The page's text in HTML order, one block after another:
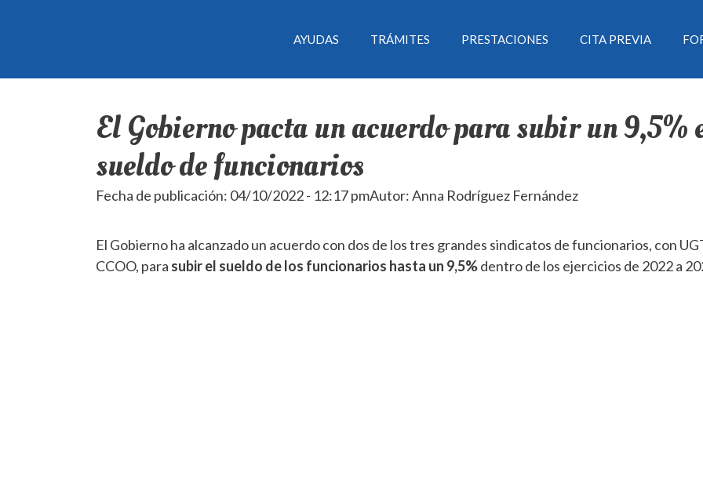
AYUDAS TRÁMITES PRESTACIONES CITA PREVIA
El Gobierno pacta un acuerdo para subir un 9,5%
sueldo de funcionarios
Fecha de publicación: 04/10/2022 - 12:17 pmAutor: Anna Rodríguez Fernández
El Gobierno ha alcanzado un acuerdo con dos de los tres grandes sindicatos de funcionarios, con
CCOO, para subir el sueldo de los funcionarios hasta un 9,5%dentro de los ejercicios de 2022 a